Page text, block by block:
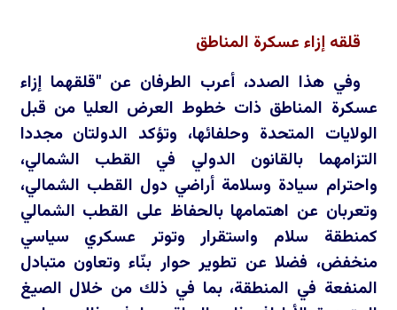
قلقه إزاء عسكرة المناطق
وفي هذا الصدد، أعرب الطرفان عن "قلقهما إزاء
عسكرة المناطق ذات خطوط العرض العليا من قبل
الولايات المتحدة وحلفائها، وتؤكد الدولتان مجددا
التزامهما بالقانون الدولي في القطب الشمالي،
واحترام سيادة وسلامة أراضي دول القطب الشمالي،
وتعربان عن اهتمامها بالحفاظ على القطب الشمالي
كمنطقة سلام واستقرار وتوتر عسكري سياسي
منخفض، فضلا عن تطوير حوار بنّاء وتعاون متبادل
المنفعة في المنطقة، بما في ذلك من خلال الصيغ